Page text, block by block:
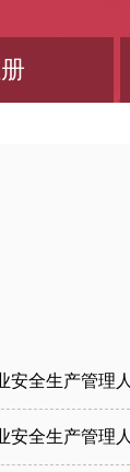
安全生产管理
安全生产管理